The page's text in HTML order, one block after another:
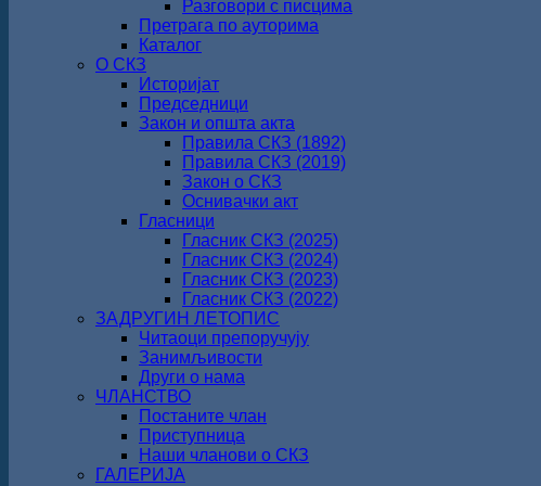
Разговори с писцима
Претрага по ауторима
Каталог
О СКЗ
Историјат
Председници
Закон и општа акта
Правила СКЗ (1892)
Правила СКЗ (2019)
Закон о СКЗ
Оснивачки акт
Гласници
Гласник СКЗ (2025)
Гласник СКЗ (2024)
Гласник СКЗ (2023)
Гласник СКЗ (2022)
ЗАДРУГИН ЛЕТОПИС
Читаоци препоручују
Занимљивости
Други о нама
ЧЛАНСТВО
Постаните члан
Приступница
Наши чланови о СКЗ
ГАЛЕРИЈА